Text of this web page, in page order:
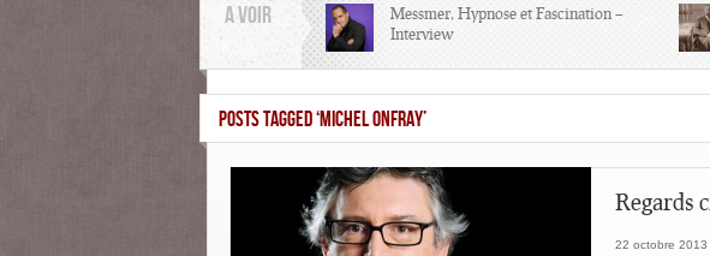
A VOIR
Messmer, Hypnose et Fascination –
Interview
Mémoire et Hypnose
Colloque
Regards croisés avec Michel Onfray
POSTS TAGGED ‘MICHEL ONFRAY’
Regards
22 octobre 2013